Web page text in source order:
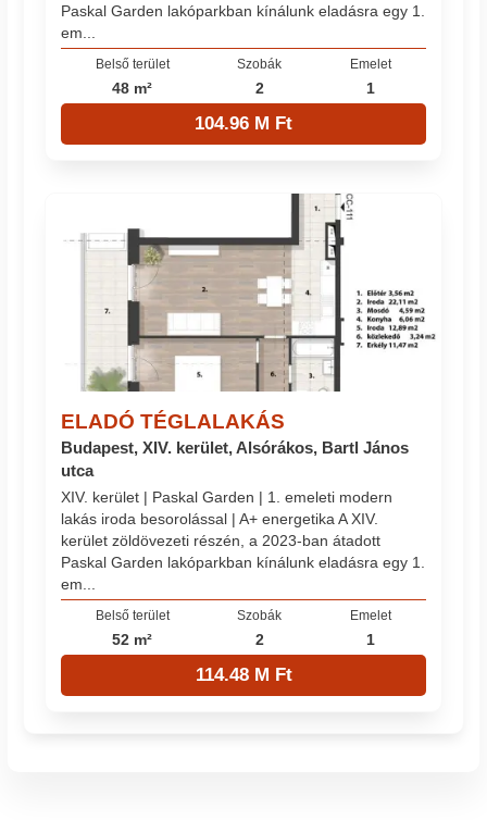
Paskal Garden lakóparkban kínálunk eladásra egy 1.
em...
Belső terület
48 m²
Szobák
2
Emelet
1
104.96 M Ft
ELADÓ TÉGLALAKÁS
Budapest, XIV. kerület, Alsórákos, Bartl János
utca
XIV. kerület | Paskal Garden | 1. emeleti modern
lakás iroda besorolással | A+ energetika A XIV.
kerület zöldövezeti részén, a 2023-ban átadott
Paskal Garden lakóparkban kínálunk eladásra egy 1.
em...
Belső terület
52 m²
Szobák
2
Emelet
1
114.48 M Ft